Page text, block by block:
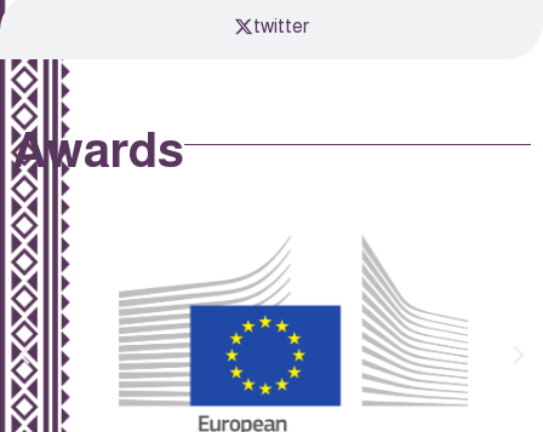
twitter
Awards